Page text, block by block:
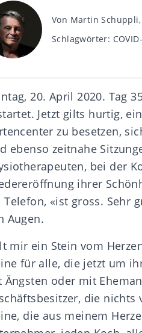
Beitragsautor
Von Martin
Schlagwörter
Schlagwörter:
20. April 2020. Tag
Jetzt gilts hurtig,
zu besetzen,
ebenso zeitnahe
bei der
ihrer
Telefon, «ist gross. Sehr
Augen.
mir ein Stein vom
für alle, die jetzt um
Ängsten oder mit
die
die aus meinem